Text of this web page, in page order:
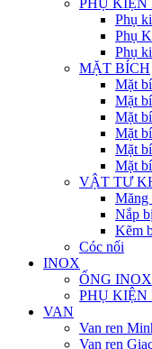
PHỤ KIỆN
Phụ
Phụ
Phụ
MẶT BÍCH
Mặt
Mặt
Mặt
Mặt
Mặt
Mặt
VẬT TƯ
Măng
Nắp
Kẽm
Cóc nối
INOX
ỐNG INOX
PHỤ KIỆN
VAN
Van ren
Van ren